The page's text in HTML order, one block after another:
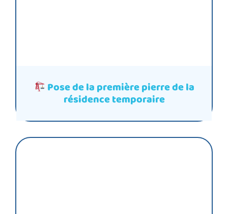
Pose de la première pierre de la
résidence temporaire